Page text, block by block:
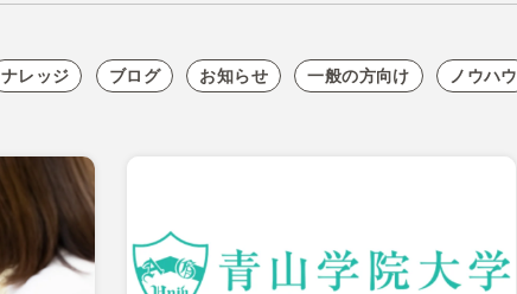
ナレッジ ブログ お知らせ 一般の方向け ノウハウ